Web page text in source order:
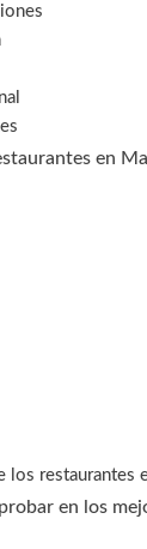
en
los restaurantes
en los